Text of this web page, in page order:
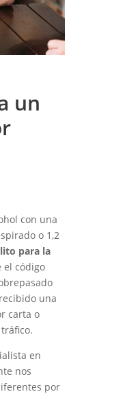
un
con una
o 1,2
para la
el código
una
carta o
en
nos
por